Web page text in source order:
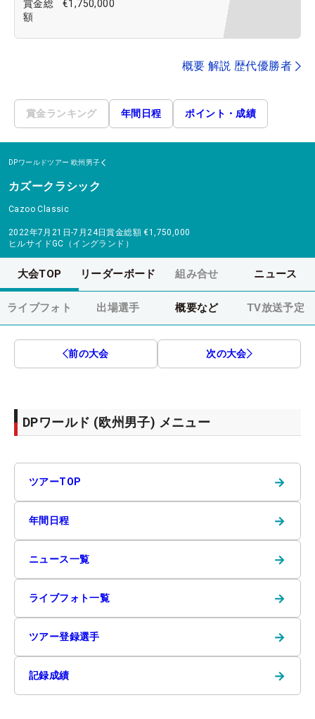
賞金総
額
€1,750,000
概要 解説 歴代優勝者
賞金ランキング 年間日程 ポイント・成績
DPワールドツアー 欧州男子
カズークラシック
Cazoo Classic
2022年7月21日-7月24日賞金総額 €1,750,000
ヒルサイドGC（イングランド）
大会TOP リーダーボード 組み合せ ニュース
ライブフォト 出場選手 概要など TV放送予定
前の大会 次の大会
DPワールド (欧州男子) メニュー
ツアーTOP →
年間日程 →
ニュース一覧 →
ライブフォト一覧 →
ツアー登録選手 →
記録成績 →